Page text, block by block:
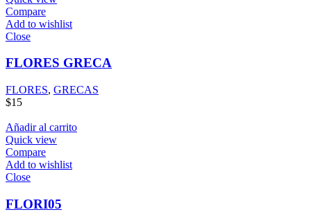
Compare
Add to wishlist
Close
FLORES GRECA
FLORES, GRECAS
$15
Añadir al carrito
Quick view
Compare
Add to wishlist
Close
FLORI05